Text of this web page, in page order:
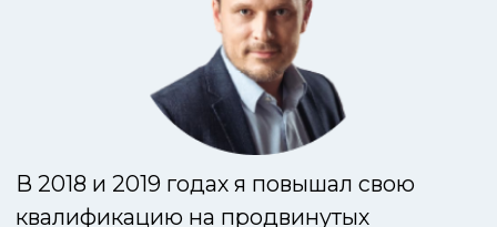
слои ткани, которые «прячутся» в пустых
пространствах под мимическими
мышцами. Операция мягко
восстанавливает эти участки:
опустившиеся ткани подтягиваются и
фиксируются в исходном положении. В
результате черты лица приобретают
естественные и четкие контуры как в
молодости.